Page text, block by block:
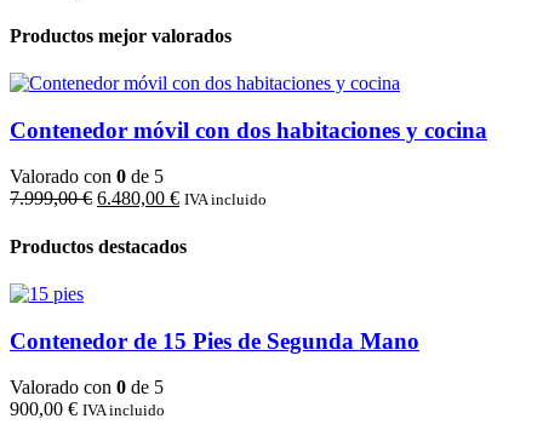
Productos mejor valorados
Contenedor móvil con dos habitaciones y cocina
Valorado con 0 de 5
7.999,00€ El
original
6.480,00 €El
actual
IVA incluido
Productos destacados
Contenedor de 15 Pies de Segunda Mano
Valorado con 0 de 5
900,00 € IVA incluido